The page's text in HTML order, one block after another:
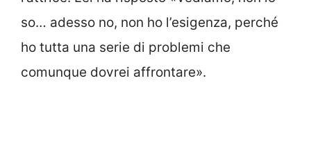
so… adesso no, non ho l’esigenza, perché
ho tutta una serie di problemi che
comunque dovrei affrontare».